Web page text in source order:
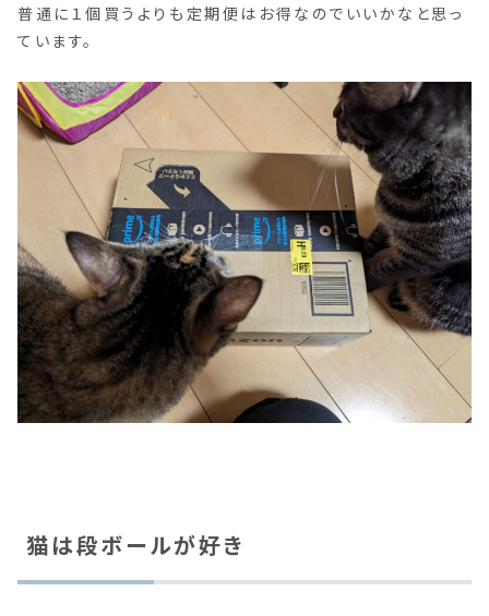
普通に１個買うよりも定期便はお得なのでいいかなと思っ
ています。
猫は段ボールが好き